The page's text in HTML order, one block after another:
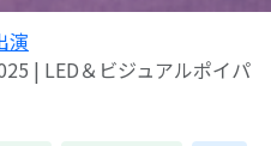
演
| LED＆ビジュアルポイパ